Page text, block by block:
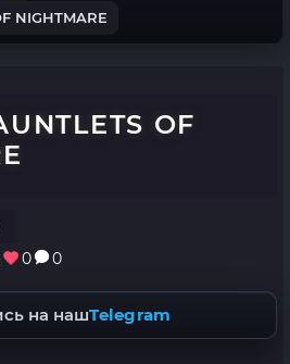
NIGHTMARE
OF
0 0
на нашTelegram